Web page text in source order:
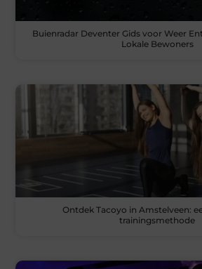
Buienradar Deventer Gids voor Weer
Lokale Bewoners
Ontdek Tacoyo in Amstelveen:
trainingsmethode